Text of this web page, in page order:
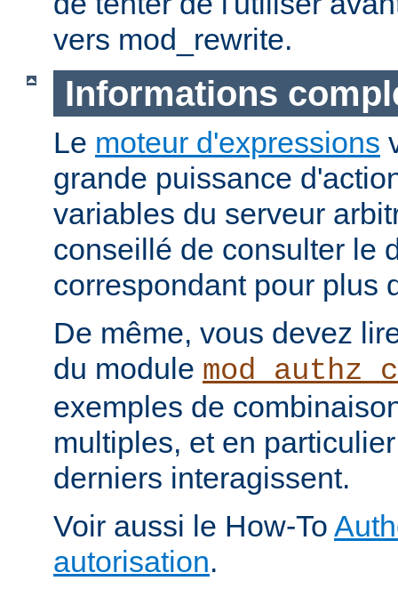
vers mod_rewrite.
Informations
Le moteur d'expressions
grande puissance
variables du serveur
conseillé de consulter le
correspondant pour plus
De même, vous devez
du module
exemples de
multiples, et en
derniers interagissent.
Voir aussi le How-To
autorisation.